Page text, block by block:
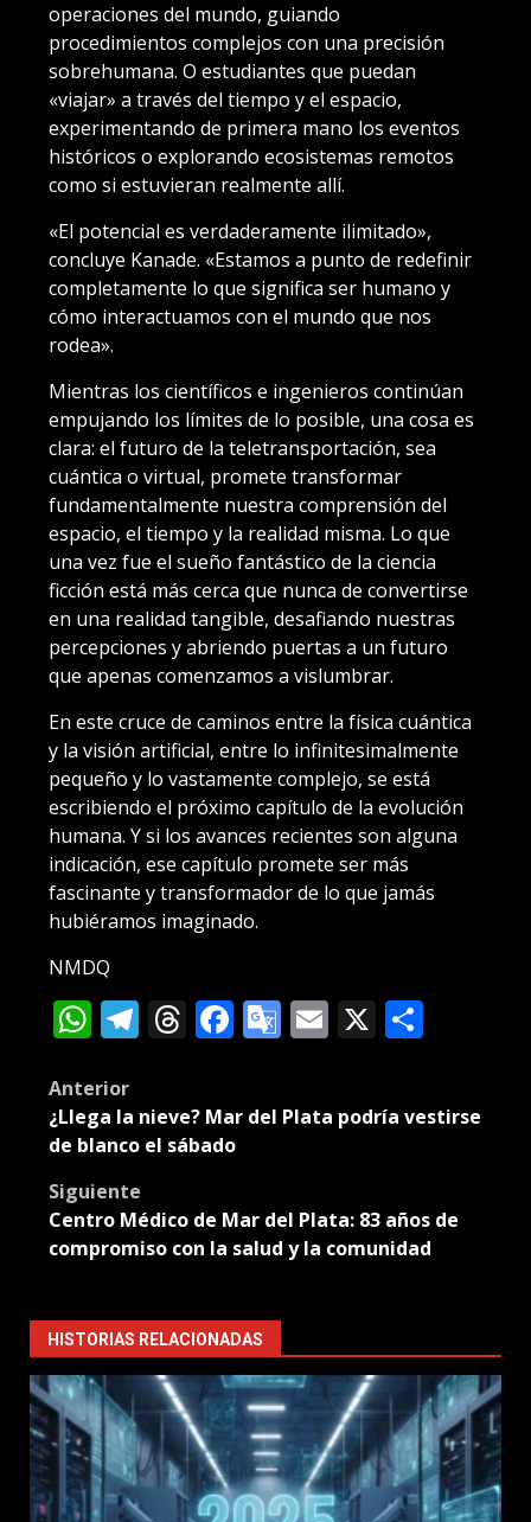
operaciones del mundo, guiando
procedimientos complejos con una precisión
sobrehumana. O estudiantes que puedan
«viajar» a través del tiempo y el espacio,
experimentando de primera mano los eventos
históricos o explorando ecosistemas remotos
como si estuvieran realmente allí.
«El potencial es verdaderamente ilimitado»,
concluye Kanade. «Estamos a punto de redefinir
completamente lo que significa ser humano y
cómo interactuamos con el mundo que nos
rodea».
Mientras los científicos e ingenieros continúan
empujando los límites de lo posible, una cosa es
clara: el futuro de la teletransportación, sea
cuántica o virtual, promete transformar
fundamentalmente nuestra comprensión del
espacio, el tiempo y la realidad misma. Lo que
una vez fue el sueño fantástico de la ciencia
ficción está más cerca que nunca de convertirse
en una realidad tangible, desafiando nuestras
percepciones y abriendo puertas a un futuro
que apenas comenzamos a vislumbrar.
En este cruce de caminos entre la física cuántica
y la visión artificial, entre lo infinitesimalmente
pequeño y lo vastamente complejo, se está
escribiendo el próximo capítulo de la evolución
humana. Y si los avances recientes son alguna
indicación, ese capítulo promete ser más
fascinante y transformador de lo que jamás
hubiéramos imaginado.
NMDQ
WhatsApp
Telegram
Threads
Facebook
Google
Email
X
Post
navigation
Anterior
¿Llega la nieve? Mar del Plata podría vestirse
de blanco el sábado
Siguiente
Centro Médico de Mar del Plata: 83 años de
compromiso con la salud y la comunidad
HISTORIAS RELACIONADAS